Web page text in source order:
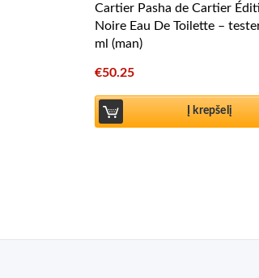
Cartier Pasha de Cartier
Noire Eau De Toilette –
ml (man)
€50.25
Į krepšelį